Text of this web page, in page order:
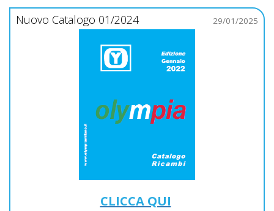
Nuovo Catalogo 01/2024 29/01/2025
CLICCA QUI